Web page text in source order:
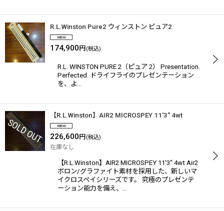
R.L.Winston Pure2 ウィンストン ピュア2
174,900 円 (税込)
R.L. WINSTON PURE 2（ピュア 2） Presentation.
Perfected. ドライフライのプレゼンテーション
を、よ…
【R.L.Winston】AIR2 MICROSPEY 11'3" 4wt
226,600 円 (税込)
在庫なし
【R.L.Winston】AIR2 MICROSPEY 11'3" 4wt Air2
ボロン/グラファイト素材を採用した、新しいマ
イクロスペイシリーズです。 究極のプレゼンテ
ーション能力を備え、…